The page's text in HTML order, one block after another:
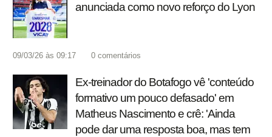
anunciada como novo reforço do Lyon
09/03/26 às 09:17 0 comentários
Ex-treinador do Botafogo vê 'conteúdo
formativo um pouco defasado' em
Matheus Nascimento e crê: 'Ainda
pode dar uma resposta boa, mas tem